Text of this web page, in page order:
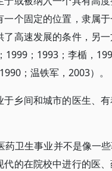
个固定的位置，隶属
高速发展的条件，另
；1993；李楯，
；温铁军，2003）。
乡间和城市的医生、
卫生事业并不是像一
的在院校中进行的医